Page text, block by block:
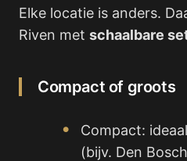
Elke locatie is anders.
Riven met schaalbare
Compact of groots
Compact:
(bijv. Den